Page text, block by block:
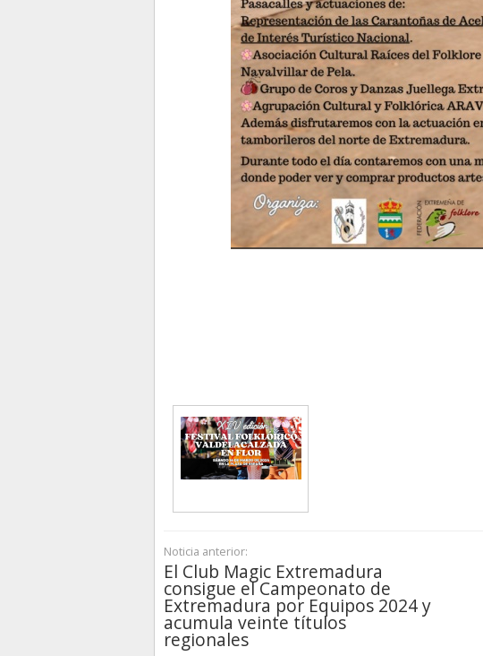
Noticia anterior:
El Club Magic Extremadura
consigue el Campeonato de
Extremadura por Equipos 2024 y
acumula veinte títulos
regionales